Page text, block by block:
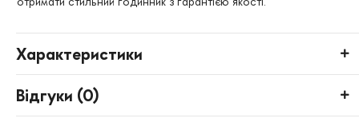
Характеристики
Відгуки (0)